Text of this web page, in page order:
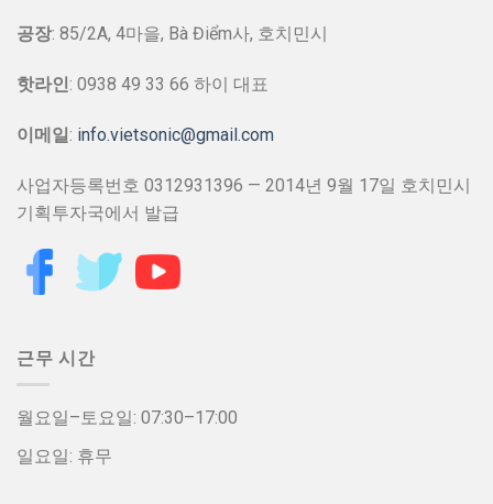
공장: 85/2A, 4마을, Bà Điểm사, 호치민시
핫라인: 0938 49 33 66 하이 대표
이메일: info.vietsonic@gmail.com
사업자등록번호 0312931396 — 2014년 9월 17일 호치민시
기획투자국에서 발급
근무 시간
월요일–토요일: 07:30–17:00
일요일: 휴무